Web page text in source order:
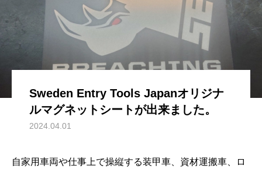
Sweden Entry Tools Japanオリジナ
ルマグネットシートが出来ました。
2024.04.01
自家用車両や仕事上で操縦する装甲車、資材運搬車、ロ